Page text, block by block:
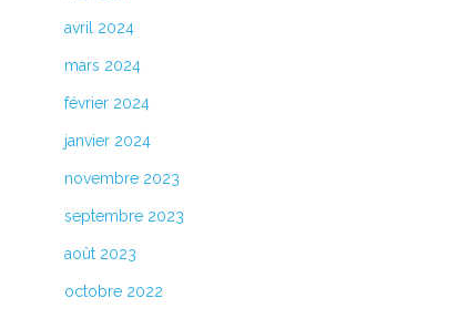
avril 2024
mars 2024
février 2024
janvier 2024
novembre 2023
septembre 2023
août 2023
octobre 2022